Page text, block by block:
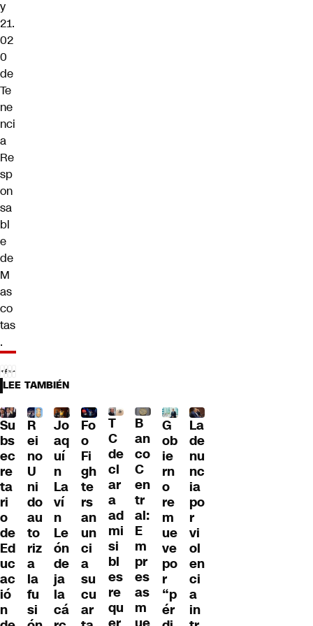
y
21.
02
0
de
Te
ne
nci
a
Re
sp
on
sa
bl
e
de
M
as
co
tas
.
LEE TAMBIÉN
Su
bs
ec
re
ta
ri
o
de
Ed
uc
ac
ió
n
R
ei
no
U
ni
do
au
to
riz
a
la
fu
si
Jo
aq
uí
n
La
ví
n
Le
ón
de
ja
la
cá
Fo
o
Fi
gh
te
rs
an
un
ci
a
su
cu
ar
T
C
de
cl
ar
a
ad
mi
si
bl
es
re
qu
B
an
co
C
en
tr
al:
E
m
pr
es
as
m
G
ob
ie
rn
o
re
m
ue
ve
po
r
“p
ér
La
de
nu
nc
ia
po
r
vi
ol
en
ci
a
in